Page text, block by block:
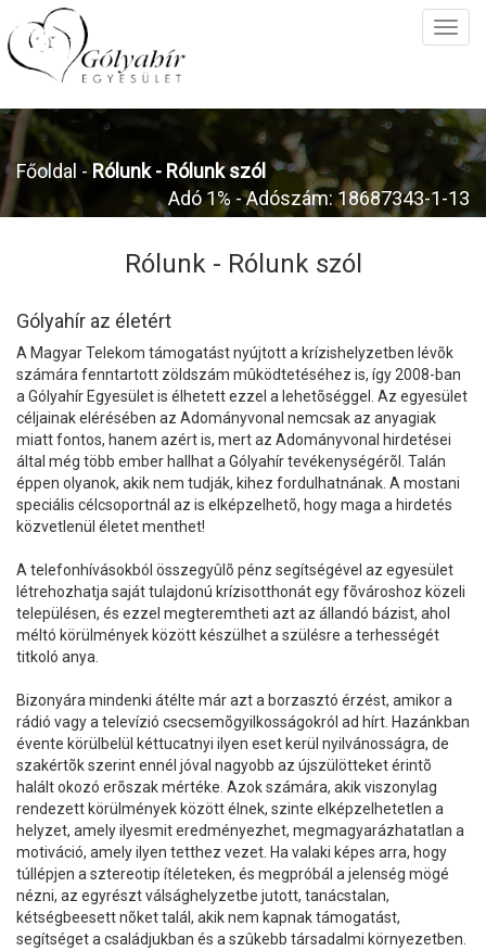
Főoldal -Rólunk - Rólunk szól
Adó 1% - Adószám: 18687343-1-13
Rólunk - Rólunk szól
Gólyahír az életért
A Magyar Telekom támogatást nyújtott a krízishelyzetben lévõk
számára fenntartott zöldszám mûködtetéséhez is, így 2008-ban
a Gólyahír Egyesület is élhetett ezzel a lehetõséggel. Az egyesület
céljainak elérésében az Adományvonal nemcsak az anyagiak
miatt fontos, hanem azért is, mert az Adományvonal hirdetései
által még több ember hallhat a Gólyahír tevékenységérõl. Talán
éppen olyanok, akik nem tudják, kihez fordulhatnának. A mostani
speciális célcsoportnál az is elképzelhetõ, hogy maga a hirdetés
közvetlenül életet menthet!
A telefonhívásokból összegyûlõ pénz segítségével az egyesület
létrehozhatja saját tulajdonú krízisotthonát egy fõvároshoz közeli
településen, és ezzel megteremtheti azt az állandó bázist, ahol
méltó körülmények között készülhet a szülésre a terhességét
titkoló anya.
Bizonyára mindenki átélte már azt a borzasztó érzést, amikor a
rádió vagy a televízió csecsemõgyilkosságokról ad hírt. Hazánkban
évente körülbelül kéttucatnyi ilyen eset kerül nyilvánosságra, de
szakértõk szerint ennél jóval nagyobb az újszülötteket érintõ
halált okozó erõszak mértéke. Azok számára, akik viszonylag
rendezett körülmények között élnek, szinte elképzelhetetlen a
helyzet, amely ilyesmit eredményezhet, megmagyarázhatatlan a
motiváció, amely ilyen tetthez vezet. Ha valaki képes arra, hogy
túllépjen a sztereotip ítéleteken, és megpróbál a jelenség mögé
nézni, az egyrészt válsághelyzetbe jutott, tanácstalan,
kétségbeesett nõket talál, akik nem kapnak támogatást,
segítséget a családjukban és a szûkebb társadalmi környezetben.